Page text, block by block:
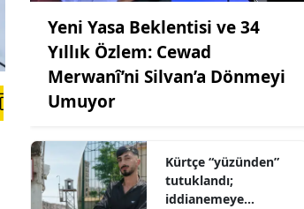
Yeni Yasa Beklentisi ve 34
Yıllık Özlem: Cewad
Merwanî’ni Silvan’a Dönmeyi
Umuyor
Kürtçe “yüzünden”
tutuklandı;
iddianemeye